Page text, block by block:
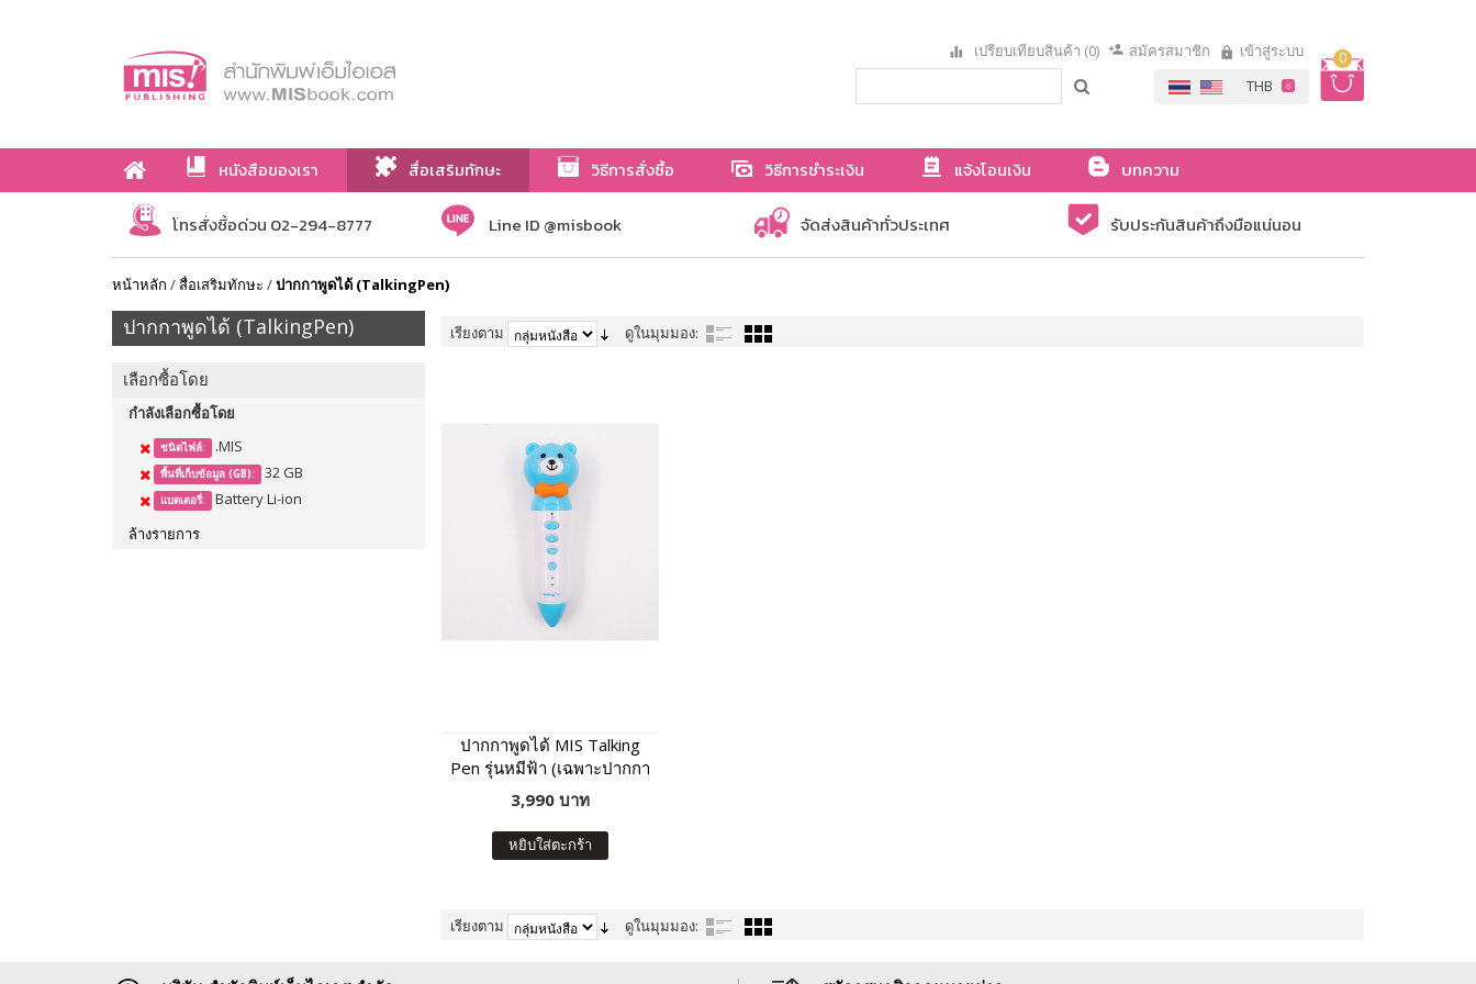
0
เปรียบเทียบสินค้า (0) สมัครสมาชิก เข้าสู่ระบบ
หนังสือของเรา สื่อเสริมทักษะ วิธีการสั่งซื้อ วิธีการชำระเงิน แจ้งโอนเงิน
บทความ
เกี่ยวกับเรา
โทรสั่งซื้อด่วน 02-294-8777 Line ID @misbook จัดส่งสินค้าทั่วประเทศ รับประกันสินค้าถึงมือแน่นอน
หน้าหลัก /สื่อเสริมทักษะ /ปากกาพูดได้ (TalkingPen)
ปากกาพูดได้ (TalkingPen)
เลือกซื้อโดย
กำลังเลือกซื้อโดย
ชนิดไฟล์: .MIS
พื้นที่เก็บข้อมูล (GB): 32 GB
แบตเตอรี่:
Battery Li-ion
ล้างรายการ
เรียงตาม ดูในมุมมอง:
ปากกาพูดได้ MIS Talking
Pen รุ่นหมีฟ้า (เฉพาะปากกา
พูดได้ ไม่มีหนังสือในชุด)
3,990 บาท
หยิบใส่ตะกร้า
เรียงตาม ดูในมุมมอง: